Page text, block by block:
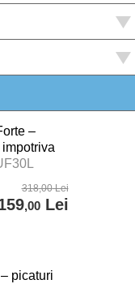
–
– 30 cps
318,00Lei
,00Lei
picaturi